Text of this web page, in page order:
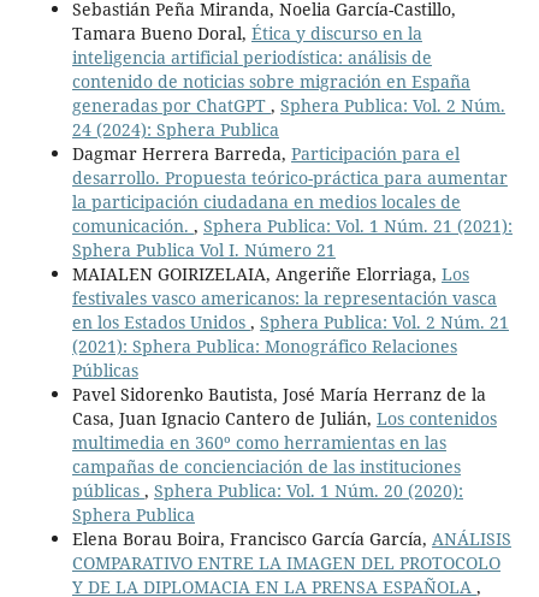
Sebastián Peña Miranda, Noelia García-Castillo,
Tamara Bueno Doral, Ética y discurso en la
inteligencia artificial periodística: análisis de
contenido de noticias sobre migración en España
generadas por ChatGPT , Sphera Publica: Vol. 2 Núm.
24 (2024): Sphera Publica
Dagmar Herrera Barreda, Participación para el
desarrollo. Propuesta teórico-práctica para aumentar
la participación ciudadana en medios locales de
comunicación. , Sphera Publica: Vol. 1 Núm. 21 (2021):
Sphera Publica Vol I. Número 21
MAIALEN GOIRIZELAIA, Angeriñe Elorriaga, Los
festivales vasco americanos: la representación vasca
en los Estados Unidos , Sphera Publica: Vol. 2 Núm. 21
(2021): Sphera Publica: Monográfico Relaciones
Públicas
Pavel Sidorenko Bautista, José María Herranz de la
Casa, Juan Ignacio Cantero de Julián, Los contenidos
multimedia en 360º como herramientas en las
campañas de concienciación de las instituciones
públicas , Sphera Publica: Vol. 1 Núm. 20 (2020):
Sphera Publica
Elena Borau Boira, Francisco García García, ANÁLISIS
COMPARATIVO ENTRE LA IMAGEN DEL PROTOCOLO
Y DE LA DIPLOMACIA EN LA PRENSA ESPAÑOLA ,